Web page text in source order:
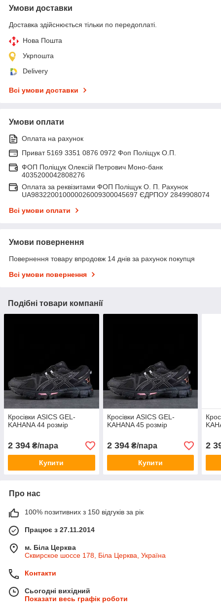
Умови доставки
Доставка здійснюється тільки по передоплаті.
Нова Пошта
Укрпошта
Delivery
Всі умови доставки
Умови оплати
Оплата на рахунок
Приват 5169 3351 0876 0972 Фоп Поліщук О.П.
ФОП Поліщук Олексій Петрович Моно-банк
4035200042808276
Оплата за реквізитами ФОП Поліщук О. П. Рахунок
UA983220010000026009300045697 ЄДРПОУ 2849908074
Всі умови оплати
Умови повернення
Повернення товару впродовж 14 днів за рахунок покупця
Всі умови повернення
Подібні товари компанії
Кросівки ASICS GEL-
KAHANA 44 розмір
2 394 ₴/пара
Купити
Кросівки ASICS GEL-
KAHANA 45 розмір
2 394₴/пара
Купити
2
Про нас
100% позитивних з 150 відгуків за рік
Працює з 27.11.2014
м. Біла Церква
Сквирское шоссе 178, Біла Церква, Україна
Контакти
Сьогодні вихідний
Показати весь графік роботи